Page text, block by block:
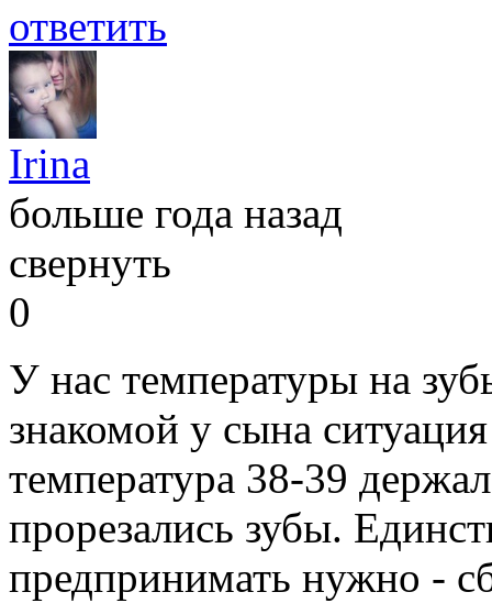
ответить
Irina
больше года назад
свернуть
0
У нас температуры на
знакомой у сына
температура 38-39
прорезались зубы.
предпринимать нужно -